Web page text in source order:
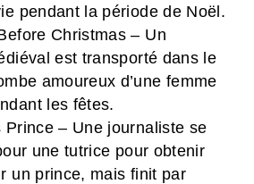
pendant la période de Noël.
Christmas – Un
est transporté dans le
amoureux d’une femme
les fêtes.
Prince – Une journaliste se
une tutrice pour obtenir
un prince, mais finit par